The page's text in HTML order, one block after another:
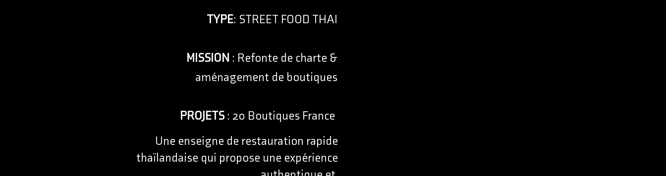
TYPE: STREET FOOD THAI
MISSION : Refonte de charte &
aménagement de boutiques
PROJETS : 20 Boutiques France
Une enseigne de restauration rapide
thaïlandaise qui propose une expérience